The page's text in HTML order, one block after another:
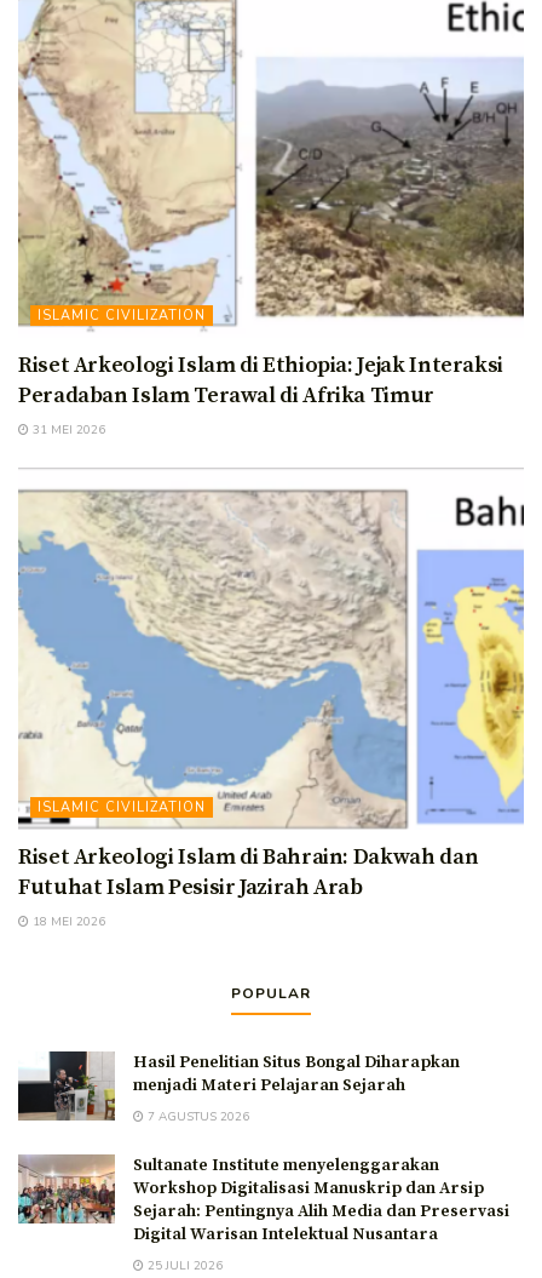
ISLAMIC CIVILIZATION
Riset Arkeologi Islam di Ethiopia: Jejak Interaksi
Peradaban Islam Terawal di Afrika Timur
31 MEI 2026
ISLAMIC CIVILIZATION
Riset Arkeologi Islam di Bahrain: Dakwah dan
Futuhat Islam Pesisir Jazirah Arab
18 MEI 2026
POPULAR
Hasil Penelitian Situs Bongal Diharapkan
menjadi Materi Pelajaran Sejarah
7 AGUSTUS 2026
Sultanate Institute menyelenggarakan
Workshop Digitalisasi Manuskrip dan Arsip
Sejarah: Pentingnya Alih Media dan Preservasi
Digital Warisan Intelektual Nusantara
25 JULI 2026